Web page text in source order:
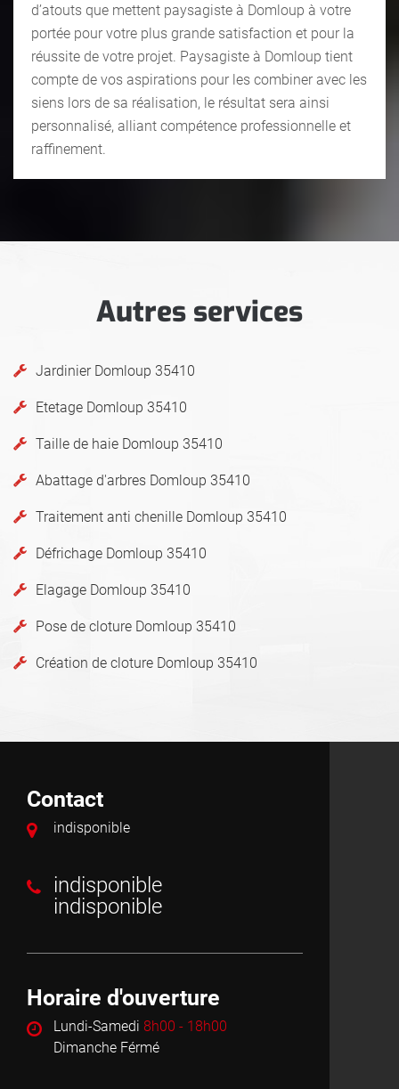
d’atouts que mettent paysagiste à Domloup à votre
portée pour votre plus grande satisfaction et pour la
réussite de votre projet. Paysagiste à Domloup tient
compte de vos aspirations pour les combiner avec les
siens lors de sa réalisation, le résultat sera ainsi
personnalisé, alliant compétence professionnelle et
raffinement.
Autres services
Jardinier Domloup 35410
Etetage Domloup 35410
Taille de haie Domloup 35410
Abattage d'arbres Domloup 35410
Traitement anti chenille Domloup 35410
Défrichage Domloup 35410
Elagage Domloup 35410
Pose de cloture Domloup 35410
Création de cloture Domloup 35410
Contact
indisponible
indisponible
indisponible
Horaire d'ouverture
Lundi-Samedi 8h00 - 18h00
Dimanche Férmé